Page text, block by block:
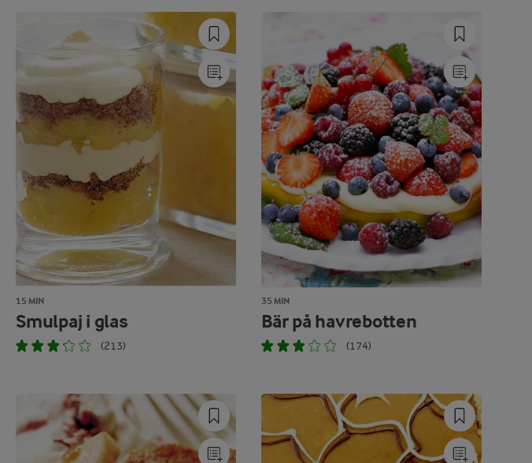
15 MIN
Smulpaj i glas
(213)
35 MIN
Bär på havrebotten
(174)